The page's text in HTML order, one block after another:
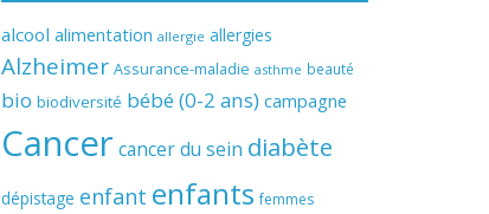
alcool alimentation allergie allergies
Alzheimer Assurance-maladie asthme beauté
bio biodiversité bébé (0-2 ans) campagne
Cancer cancer du sein diabète
dépistage enfant enfants femmes